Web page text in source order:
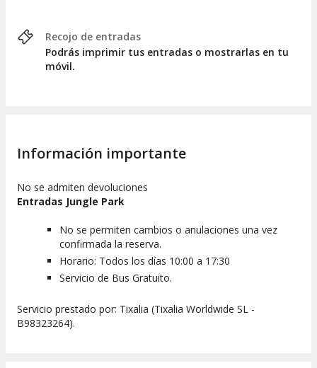
Recojo de entradas
Podrás imprimir tus entradas o mostrarlas en tu
móvil.
Información importante
No se admiten devoluciones
Entradas Jungle Park
No se permiten cambios o anulaciones una vez
confirmada la reserva.
Horario: Todos los días 10:00 a 17:30
Servicio de Bus Gratuito.
Servicio prestado por: Tixalia (Tixalia Worldwide SL -
B98323264).